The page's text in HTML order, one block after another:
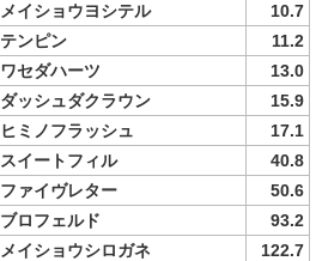
メイショウヨシテル
10.7
テンピン
11.2
ワセダハーツ
13.0
ダッシュダクラウン
15.9
ヒミノフラッシュ
17.1
スイートフィル
40.8
ファイヴレター
50.6
ブロフェルド
93.2
メイショウシロガネ
122.7